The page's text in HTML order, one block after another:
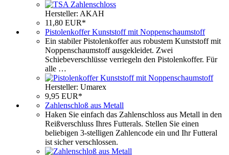
Hersteller: AKAH
11,80 EUR*
Pistolenkoffer Kunststoff mit Noppenschaumstoff
Ein stabiler Pistolenkoffer aus robustem Kunststoff mit
Noppenschaumstoff ausgekleidet. Zwei
Schiebeverschlüsse verriegeln den Pistolenkoffer. Für
alle …
Hersteller: Umarex
9,95 EUR*
Zahlenschloß aus Metall
Haken Sie einfach das Zahlenschloss aus Metall in den
Reißverschluss Ihres Futterals. Stellen Sie einen
beliebigen 3-stelligen Zahlencode ein und Ihr Futteral
ist sicher verschlossen.